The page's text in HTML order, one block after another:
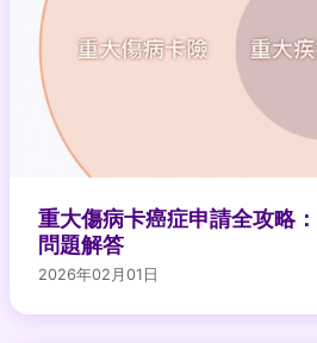
重大傷病卡癌症申請全攻略
問題解答
2026年02月01日